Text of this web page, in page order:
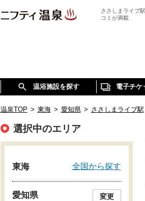
ささしまライブ
コミが満載
温浴施設を探す 電子チケ
温泉TOP > 東海 > 愛知県 > ささしまライブ駅
選択中のエリア
東海 全国から探す
愛知県 変更